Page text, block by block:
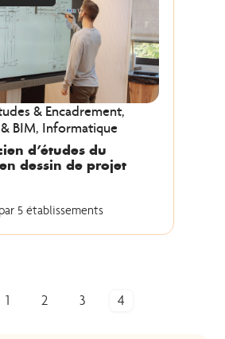
& Encadrement,
BIM, Informatique
d’études du
dessin de projet
5 établissements
1 2 3 4